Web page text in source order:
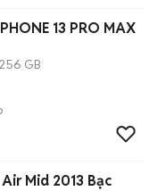
13 PRO MAX
256 GB
Mid 2013 Bạc